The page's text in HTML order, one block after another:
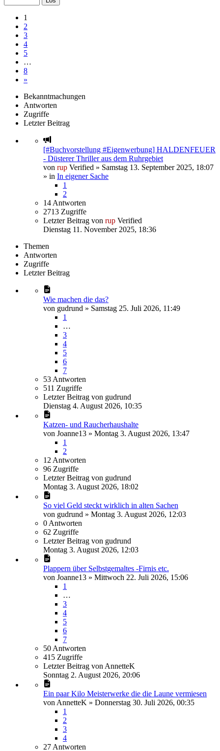
1
2
3
4
5
…
8
»
Bekanntmachungen
Antworten
Zugriffe
Letzter Beitrag
[#Buchvorstellung #Eigenwerbung] HALDENFEUER
- Düsterer Thriller aus dem Ruhrgebiet
von rup Verified » Samstag 13. September 2025, 18:07
» in In eigener Sache
1
2
14 Antworten
2713 Zugriffe
Letzter Beitrag von rup Verified
Dienstag 11. November 2025, 18:36
Themen
Antworten
Zugriffe
Letzter Beitrag
Wie machen die das?
von gudrund » Samstag 25. Juli 2026, 11:49
1
…
3
4
5
6
7
53 Antworten
511 Zugriffe
Letzter Beitrag von gudrund
Dienstag 4. August 2026, 10:35
Katzen- und Raucherhaushalte
von Joanne13 » Montag 3. August 2026, 13:47
1
2
12 Antworten
96 Zugriffe
Letzter Beitrag von gudrund
Montag 3. August 2026, 18:02
So viel Geld steckt wirklich in alten Sachen
von gudrund » Montag 3. August 2026, 12:03
0 Antworten
62 Zugriffe
Letzter Beitrag von gudrund
Montag 3. August 2026, 12:03
Plappern über Selbstgemaltes -Firnis etc.
von Joanne13 » Mittwoch 22. Juli 2026, 15:06
1
…
3
4
5
6
7
50 Antworten
415 Zugriffe
Letzter Beitrag von AnnetteK
Sonntag 2. August 2026, 20:06
Ein paar Kilo Meisterwerke die die Laune vermiesen
von AnnetteK » Donnerstag 30. Juli 2026, 00:35
1
2
3
4
27 Antworten